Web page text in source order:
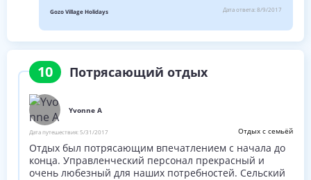
Gozo Village Holidays Дата ответа:8/9/2017
10 Потрясающий отдых
Yvonne A
Дата путешествия:5/31/2017 Отдых с семьёй
Отдых был потрясающим впечатлением с начала до
конца. Управленческий персонал прекрасный и
очень любезный для наших потребностей. Сельский